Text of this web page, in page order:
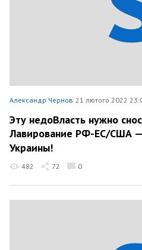
Александр Чернов 21 лютого 2022
Эту недоВласть нужно
Лавирование РФ-ЕС/США —
Украины!
482 72 0